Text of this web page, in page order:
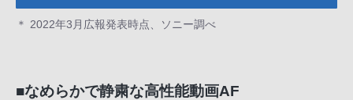
＊ 2022年3月広報発表時点、ソニー調べ
■なめらかで静粛な高性能動画AF